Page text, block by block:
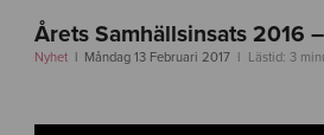
Årets Samhällsinsats 2016
Nyhet Måndag 13 Februari 2017 Lästid: 3